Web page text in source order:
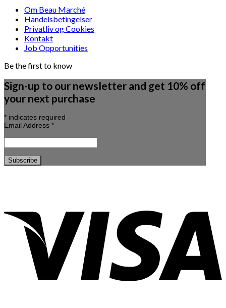
Om Beau Marché
Handelsbetingelser
Privatliv og Cookies
Kontakt
Job Opportunities
Be the first to know
Sign-up to our newsletter and get 10% off
your next purchase
* indicates required
Email Address *